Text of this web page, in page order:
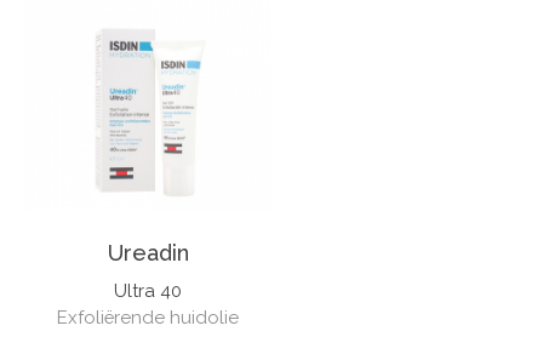
Ureadin
Ultra 40
Exfoliërende huidolie